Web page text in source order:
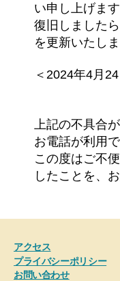
い申し上げます
復旧しました
を更新いたしま
＜2024年4月
上記の不具合
お電話が利用
この度はご不
したことを、
アクセス
プライバシーポリシー
お問い合わせ